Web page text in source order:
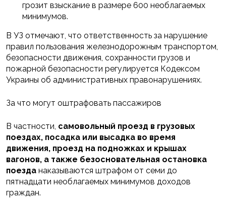
грозит взыскание в размере 600 необлагаемых
минимумов.
В УЗ отмечают, что ответственность за нарушение
правил пользования железнодорожным транспортом,
безопасности движения, сохранности грузов и
пожарной безопасности регулируется Кодексом
Украины об административных правонарушениях.
За что могут оштрафовать пассажиров
В частности, самовольный проезд в грузовых
поездах, посадка или высадка во время
движения, проезд на подножках и крышах
вагонов, а также безосновательная остановка
поезда наказываются штрафом от семи до
пятнадцати необлагаемых минимумов доходов
граждан.